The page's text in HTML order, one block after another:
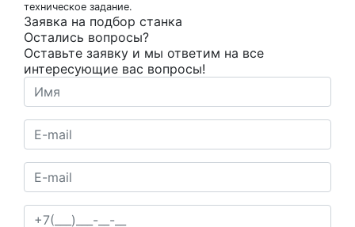
техническое задание.
Заявка на подбор станка
Остались вопросы?
Оставьте заявку и мы ответим на все
интересующие вас вопросы!